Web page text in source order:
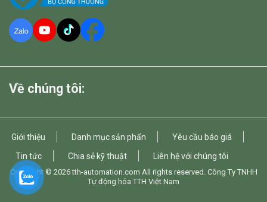
Về chúng tôi:
Giới thiệu Danh mục sản phẩn
Yêu cầu báo giá
Tin tức
Chia sẻ kỹ thuật Liên hệ với chúng tôi
Copyright © 2026tth-automation.com All rights reserved. Công Ty TNHH
Tự động hóa TTH Việt Nam